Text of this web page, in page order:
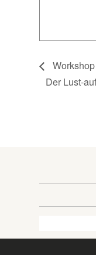
Der Lust-